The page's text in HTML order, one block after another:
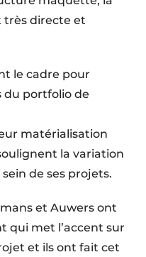
très directe et
le cadre pour
portfolio de
matérialisation
la variation
de ses projets.
et Auwers ont
qui met l’accent sur
et ils ont fait cet